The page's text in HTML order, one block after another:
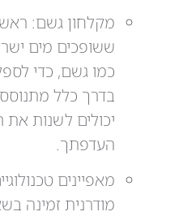
מקלחון גשם:
ששופכים מים
כמו גשם, כדי
בדרך כלל
יכולים לשנות
העדפתך.
מאפיינים
מודרנית זמינה